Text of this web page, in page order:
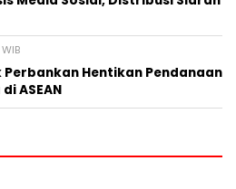
Perbankan Hentikan Pendanaan
ASEAN